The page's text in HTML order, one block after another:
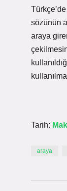
Türkçe’de
sözünün
araya
Tarih:
araya